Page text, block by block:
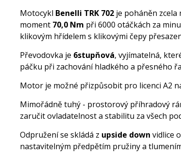
Motocykl Benelli TRK 702 je poháněn
moment 70,0 Nm při 6000 otáčkách za
klikovým hřídelem s klikovými čepy
Převodovka je 6stupňová, vyjímatelná,
páčku při zachování hladkého a přesného
Motor je možné přizpůsobit pro licenci A2
Mimořádně tuhý - prostorový příhradový
zaručit ovladatelnost a stabilitu za všech
Odpružení se skládá z upside down vidlice
nastavitelným předpětím pružiny a